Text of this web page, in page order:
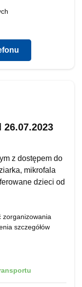
26.07.2023
z dostępem do
mikrofala
dzieci od
zorganizowania
szczegółów